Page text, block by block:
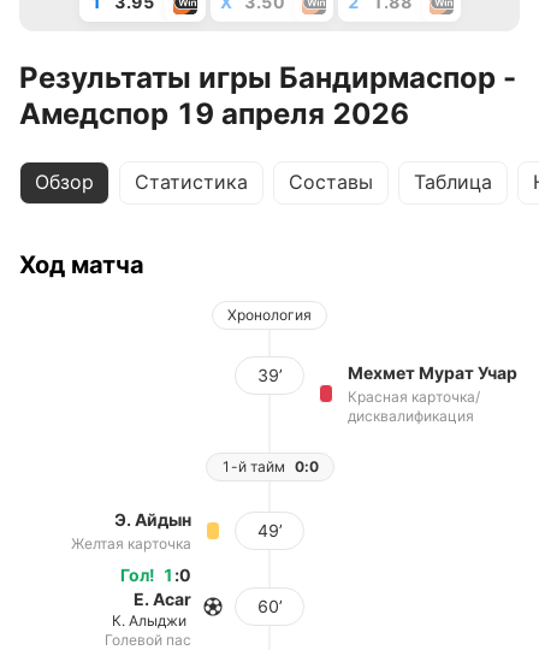
Результаты игры Бандирмаспор -
Амедспор 19 апреля 2026
Обзор Статистика Составы Таблица
Ход матча
Хронология
39’ Мехмет Мурат Учар
Красная карточка/
дисквалификация
1-й тайм 0:0
Э. Айдын
Желтая карточка
49’
Гол! 1 :0
E. Acar
К. Алыджи
Голевой пас
60’